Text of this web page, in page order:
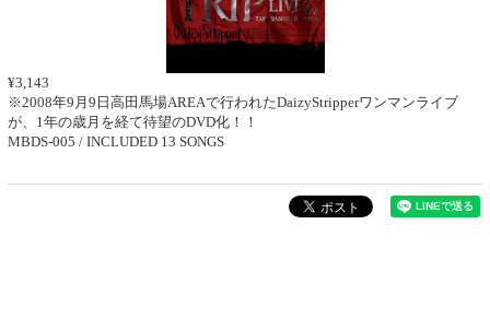
¥3,143
※2008年9月9日高田馬場AREAで行われたDaizyStripperワンマンライブ
が、1年の歳月を経て待望のDVD化！！
MBDS-005 / INCLUDED 13 SONGS